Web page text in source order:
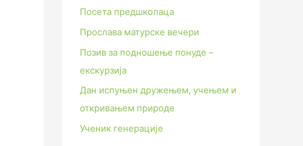
Посета предшколаца
Прослава матурске вечери
Позив за подношење понуде –
екскурзија
Дан испуњен дружењем, учењем и
откривањем природе
Ученик генерације